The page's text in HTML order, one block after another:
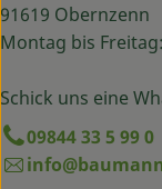
91619 Obernzenn
Montag bis
Schick uns eine
09844 33 5 99 0